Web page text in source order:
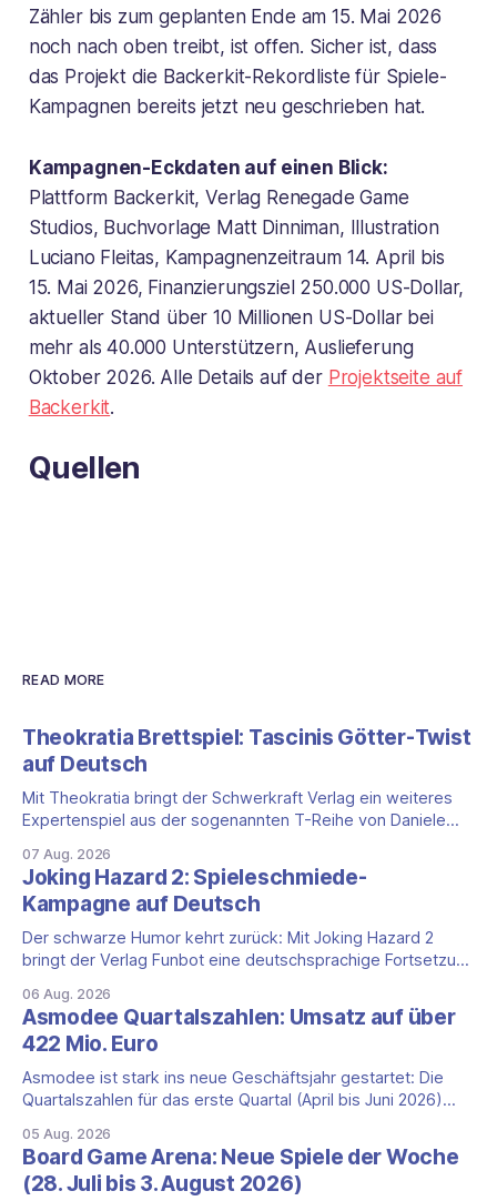
Zähler bis zum geplanten Ende am 15. Mai 2026
noch nach oben treibt, ist offen. Sicher ist, dass
das Projekt die Backerkit-Rekordliste für Spiele-
Kampagnen bereits jetzt neu geschrieben hat.
Kampagnen-Eckdaten auf einen Blick:
Plattform Backerkit, Verlag Renegade Game
Studios, Buchvorlage Matt Dinniman, Illustration
Luciano Fleitas, Kampagnenzeitraum 14. April bis
15. Mai 2026, Finanzierungsziel 250.000 US-Dollar,
aktueller Stand über 10 Millionen US-Dollar bei
mehr als 40.000 Unterstützern, Auslieferung
Oktober 2026. Alle Details auf der Projektseite auf
Backerkit.
Quellen
READ MORE
Theokratia Brettspiel: Tascinis Götter-Twist
auf Deutsch
Mit Theokratia bringt der Schwerkraft Verlag ein weiteres
Expertenspiel aus der sogenannten T-Reihe von Daniele
Tekhenu und Tzolk'in gehören. Der Aufhänger ist ein
ungewöhnlicher Perspektivwechsel: Sie steuern nicht die
eigene Zivilisation, sondern eine hochentwickelte
außerirdische Gottheit, die vier
07 Aug. 2026
Joking Hazard 2: Spieleschmiede-
Kampagne auf Deutsch
Der schwarze Humor kehrt zurück: Mit Joking Hazard 2
bringt der Verlag Funbot eine deutschsprachige Fortsetzung
Happiness (Explosm) auf die Spieleschmiede. Wir ordnen
ein, was die Kampagne unter dem Motto „Die fiesen
Comics sind zurück!" bietet und wo sie schweigt.
06 Aug. 2026
Asmodee Quartalszahlen: Umsatz auf über
422 Mio. Euro
Asmodee ist stark ins neue Geschäftsjahr gestartet: Die
Quartalszahlen für das erste Quartal (April bis Juni 2026)
Prozent auf 422,1 Millionen Euro. Getragen wird das
Wachstum weiter von den Sammelkartenspielen, doch
erstmals seit Monaten zeigt auch das klassische
05 Aug. 2026
Board Game Arena: Neue Spiele der Woche
(28. Juli bis 3. August 2026)